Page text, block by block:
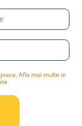
Afla mai multe in